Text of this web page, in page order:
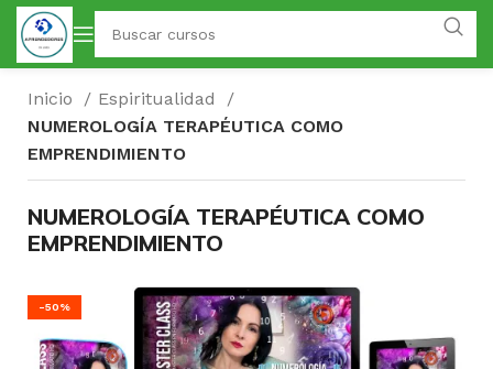
Inicio
Espiritualidad
NUMEROLOGÍA TERAPÉUTICA COMO
EMPRENDIMIENTO
NUMEROLOGÍA TERAPÉUTICA COMO
EMPRENDIMIENTO
-50%